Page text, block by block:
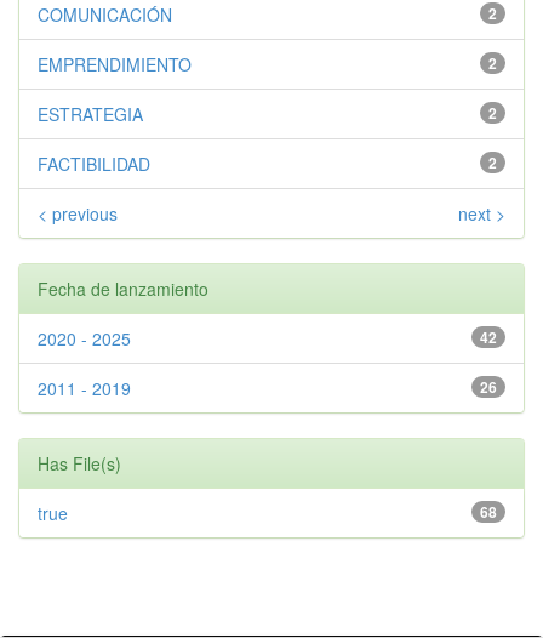
2
COMUNICACIÓN
2
EMPRENDIMIENTO
2
ESTRATEGIA
2
FACTIBILIDAD
< previous next >
Fecha de lanzamiento
42
2020 - 2025
26
2011 - 2019
Has File(s)
68
true